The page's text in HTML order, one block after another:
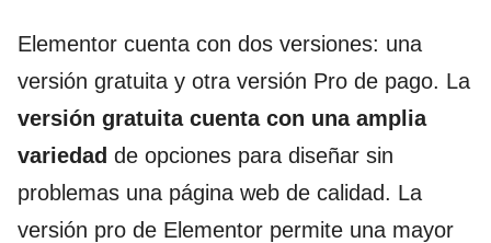
Elementor cuenta con dos versiones: una
versión gratuita y otra versión Pro de pago. La
versión gratuita cuenta con una amplia
variedad de opciones para diseñar sin
problemas una página web de calidad. La
versión pro de Elementor permite una mayor